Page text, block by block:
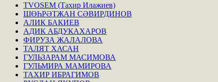
TVOSEM (Тахир Илажиев)
ШӨҺРӘТЖАН СӘВИРДИНОВ
АЛИК БАКИЕВ
АДИК АБДУКАХАРОВ
ФИРУЗА ЖАЛАЛОВА
ТАЛЯТ ХАСАН
ГУЛЬЗАРАМ МАСИМОВА
ГУЛЬМИРА МАМИРОВА
ТАХИР ИБРАГИМОВ